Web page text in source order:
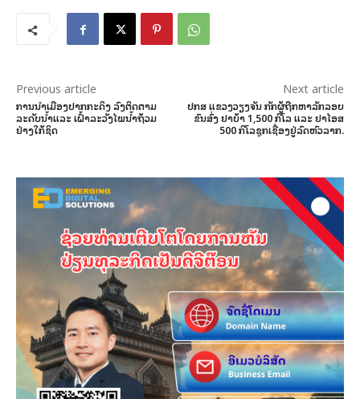
Previous article
ການນໍາເມືອງປາກກະດິງ ລົງຕິດຕາມ
ລະດັບນໍ້າແລະ ເຝົ້າລະວັງໄພນ້ຳຖ້ວມ
ຢ່າງໃກ້ຊິດ
Next article
ປກສ ແຂວງວຽງຈັນ ກັກຜູ້ຖືກຫາລັກລອບ
ຂົນສົ່ງ ຢາບ້າ 1,500 ກິໂລ ແລະ ຢາໄອສ
500 ກິໂລຊຸກເຊື່ອງຢູ່ລົດຫົວລາກ.